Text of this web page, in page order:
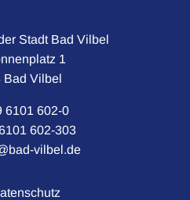
Stadt Bad Vilbel
1
Bad Vilbel
6101 602-0
602-303
vilbel.de